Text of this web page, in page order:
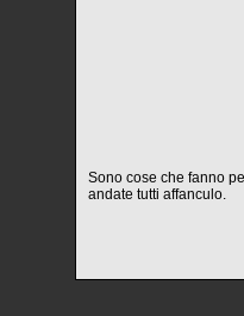
Sono cose che fanno
andate tutti affanculo.